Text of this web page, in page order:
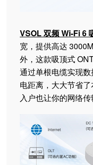
VSOL 双频 Wi-Fi 6
宽，提供高达
外，这款吸顶式
通过单根电缆实现
电距离，大大节省
入户也让你的网络传